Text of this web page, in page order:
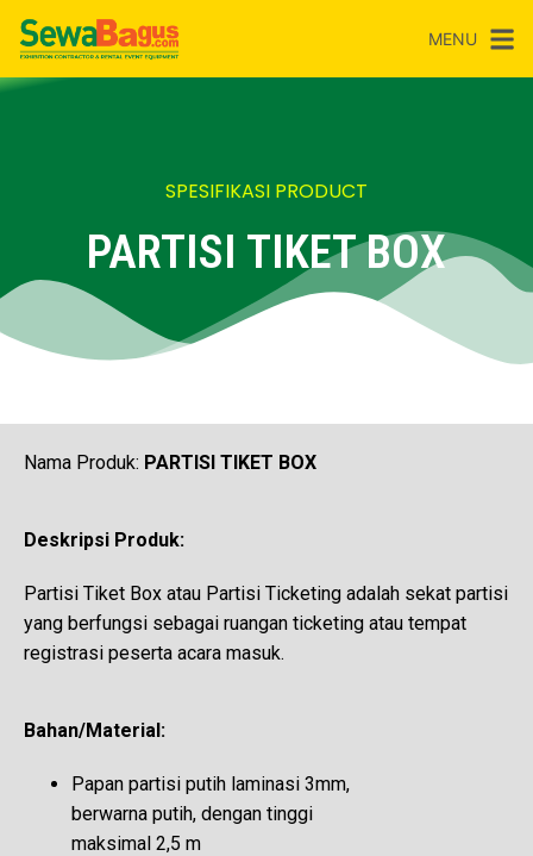
MENU
SPESIFIKASI PRODUCT
PARTISI TIKET BOX
Nama Produk: PARTISI TIKET BOX
Deskripsi Produk:
Partisi Tiket Box atau Partisi Ticketing adalah sekat partisi
yang berfungsi sebagai ruangan ticketing atau tempat
registrasi peserta acara masuk.
Bahan/Material:
Papan partisi putih laminasi 3mm,
berwarna putih, dengan tinggi
maksimal 2,5 m